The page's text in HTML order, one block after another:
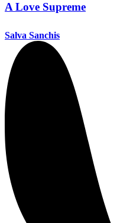
A Love Supreme
Salva Sanchis